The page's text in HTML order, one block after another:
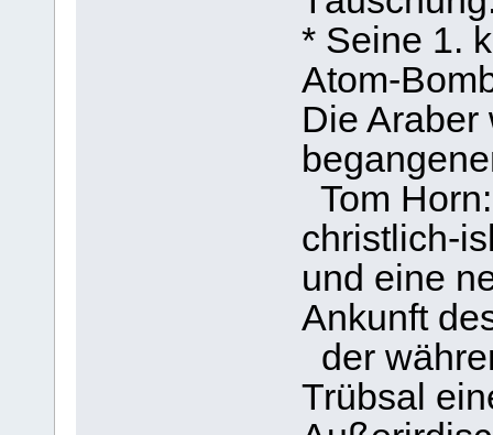
* Seine 1.
Atom-
Die Araber
Tom
christlich-
und eine
Ankunft
der
Trübsal